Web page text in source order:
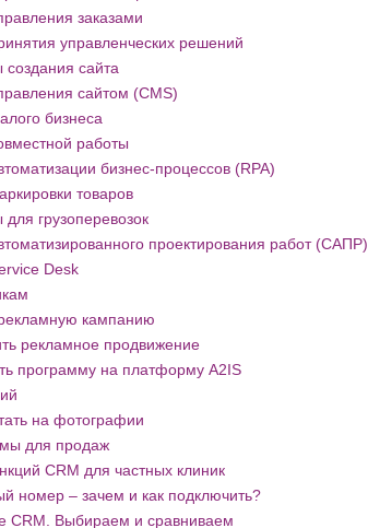
заказами
управленческих решений
сайта
сайтом (CMS)
бизнеса
работы
бизнес-процессов (RPA)
товаров
грузоперевозок
проектирования работ (САПР)
Desk
кампанию
рекламное продвижение
программу на платформу A2IS
на фотографии
для продаж
CRM для частных клиник
номер – зачем и как подключить?
CRM. Выбираем и сравниваем